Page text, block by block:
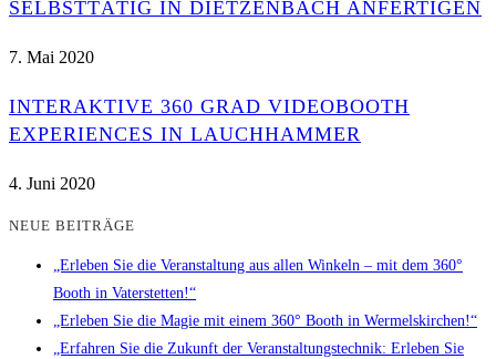
SELBSTTÄTIG IN DIETZENBACH ANFERTIGEN
7. Mai 2020
INTERAKTIVE 360 GRAD VIDEOBOOTH
EXPERIENCES IN LAUCHHAMMER
4. Juni 2020
NEUE BEITRÄGE
„Erleben Sie die Veranstaltung aus allen Winkeln – mit dem 360°
Booth in Vaterstetten!“
„Erleben Sie die Magie mit einem 360° Booth in Wermelskirchen!“
„Erfahren Sie die Zukunft der Veranstaltungstechnik: Erleben Sie